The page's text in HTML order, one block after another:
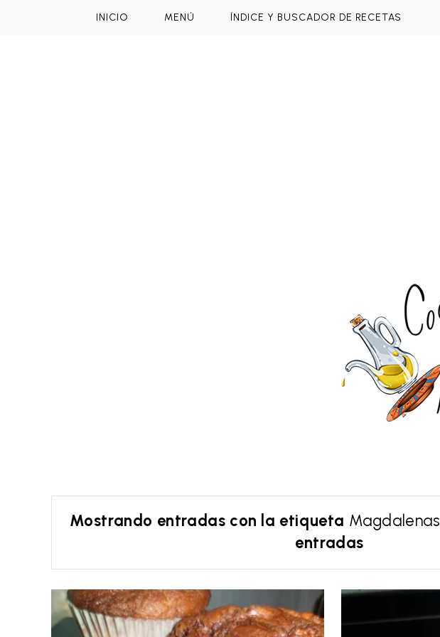
INICIO MENÚ ÍNDICE Y BUSCADOR DE RECETAS
Mostrando entradas con la etiqueta Magdalenas
entradas